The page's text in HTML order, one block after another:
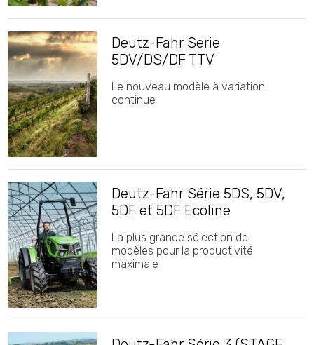
Deutz-Fahr Serie
5DV/DS/DF TTV
Le nouveau modèle à variation
continue
Deutz-Fahr Série 5DS, 5DV,
5DF et 5DF Ecoline
La plus grande sélection de
modèles pour la productivité
maximale